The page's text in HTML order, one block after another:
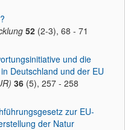
52 (2-3), 68 - 71
und die
Deutschland und der EU
36 (5), 257 - 258
zur EU-
der Natur